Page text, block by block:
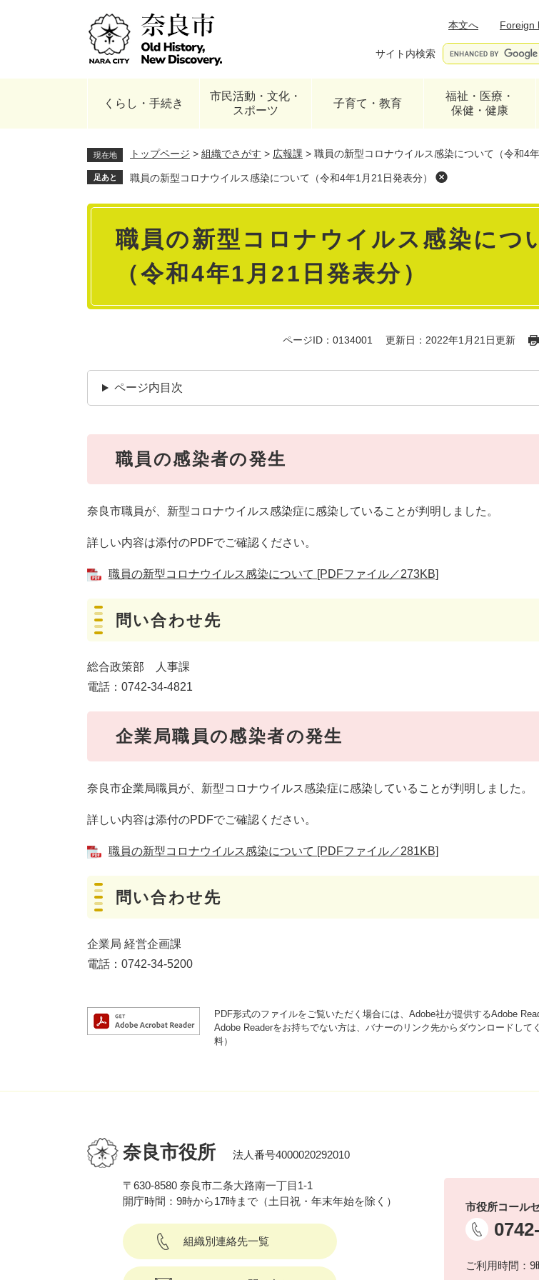
本文へ
Foreign
サイト内検索
くらし・手続き
市民活動・文化・
スポーツ
子育て・教育
福祉・医療・
保健・健康
現在地 トップページ > 組織でさがす > 広報課 > 職員の新型コロナウイルス感染について（令和4
足あと 職員の新型コロナウイルス感染について（令和4年1月21日発表分）
本
職員の新型コロナウイルス感染につ
（令和4年1月21日発表分）
ページID：0134001 更新日：2022年1月21日更新
ページ内目次
職員の感染者の発生
奈良市職員が、新型コロナウイルス感染症に感染していることが判明しました。
詳しい内容は添付のPDFでご確認ください。
職員の新型コロナウイルス感染について [PDFファイル／273KB]
問い合わせ先
総合政策部 人事課
電話：0742-34-4821
企業局職員の感染者の発生
奈良市企業局職員が、新型コロナウイルス感染症に感染していることが判明しました。
詳しい内容は添付のPDFでご確認ください。
職員の新型コロナウイルス感染について [PDFファイル／281KB]
問い合わせ先
企業局 経営企画課
電話：0742-34-5200
PDF形式のファイルをご覧いただく場合には、Adobe社が提供するAdobe
Adobe Readerをお持ちでない方は、バナーのリンク先からダウンロードして
料）
奈良市役所 法人番号4000020292010
〒630-8580 奈良市二条大路南一丁目1-1
開庁時間：9時から17時まで（土日祝・年末年始を除く）
組織別連絡先一覧
市役所コール
ご利用時間：9